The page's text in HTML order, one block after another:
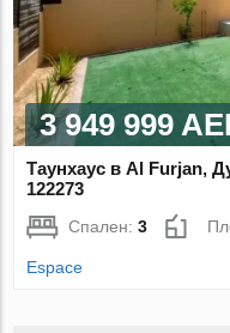
3 949 999
Таунхаус в Al Furjan,
122273
Спален:3
Espace